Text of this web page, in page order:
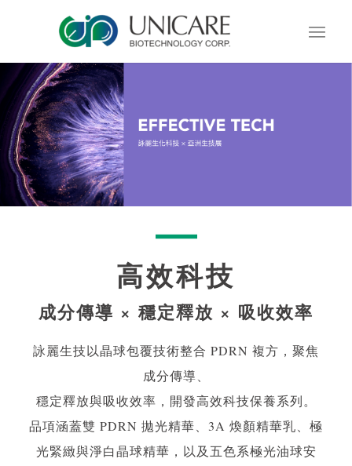
高效科技
成分傳導 × 穩定釋放 × 吸收效率
詠麗生技以晶球包覆技術整合 PDRN 複方，聚焦
成分傳導、
穩定釋放與吸收效率，開發高效科技保養系列。
品項涵蓋雙 PDRN 拋光精華、3A 煥顏精華乳、極
光緊緻與淨白晶球精華，以及五色系極光油球安